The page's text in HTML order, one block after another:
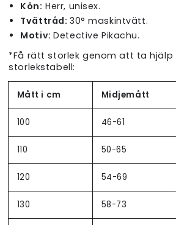
Kön: Herr, unisex.
Tvättråd: 30° maskintvätt.
Motiv:Detective Pikachu.
*Få rätt storlek genom att ta hjälp
storlekstabell:
Mått i cm Midjemått
100 46-61
110 50-65
120 54-69
130 58-73